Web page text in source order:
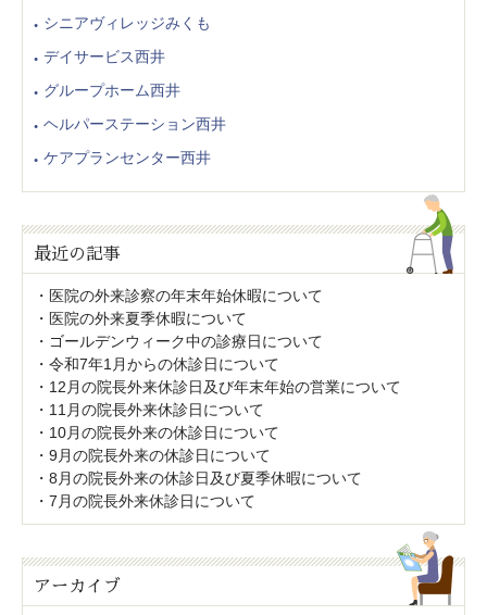
シニアヴィレッジみくも
デイサービス西井
グループホーム西井
ヘルパーステーション西井
ケアプランセンター西井
最近の記事
医院の外来診察の年末年始休暇について
医院の外来夏季休暇について
ゴールデンウィーク中の診療日について
令和7年1月からの休診日について
12月の院長外来休診日及び年末年始の営業について
11月の院長外来休診日について
10月の院長外来の休診日について
9月の院長外来の休診日について
8月の院長外来の休診日及び夏季休暇について
7月の院長外来休診日について
アーカイブ